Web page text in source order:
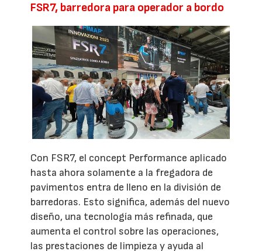
FSR7, barredora para operador a bordo
Con FSR7, el concept Performance aplicado
hasta ahora solamente a la fregadora de
pavimentos entra de lleno en la división de
barredoras. Esto significa, además del nuevo
diseño, una tecnología más refinada, que
aumenta el control sobre las operaciones,
las prestaciones de limpieza y ayuda al